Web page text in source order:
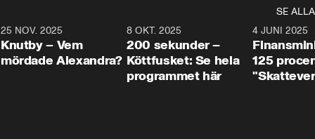
SE ALLA
31:05
25 NOV. 2025
Knutby – Vem
mördade Alexandra?
4:29
8 OKT. 2025
200 sekunder –
Köttfusket: Se hela
programmet här
4 JUNI 2025
125